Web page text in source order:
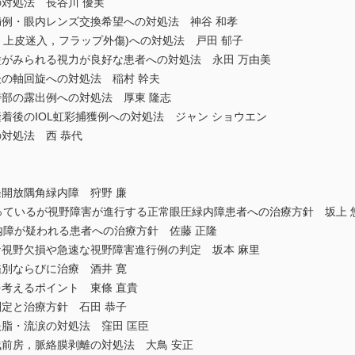
処法 長谷川 優実
・眼内レンズ交換希望への対処法 神谷 和孝
皮迷入，フラップ外傷)への対処法 戸田 郁子
みられる視力が良好な患者への対処法 永田 万由美
軸回旋への対処法 稲村 幹夫
の露出例への対処法 厚東 隆志
後のIOL虹彩捕獲例への対処法 ジャン ショウエン
対処法 西 恭代
放隅角緑内障 狩野 廉
いるが視野障害が進行する正常眼圧緑内障患者への治療方針 坂上
が疑われる患者への治療方針 佐藤 正隆
野欠損や急速な視野障害進行例の判定 坂本 麻里
ならびに治療 酒井 寛
えるポイント 東條 直貴
と治療方針 石田 恭子
・流涙の対処法 窪田 匡臣
房，脈絡膜剥離の対処法 大鳥 安正